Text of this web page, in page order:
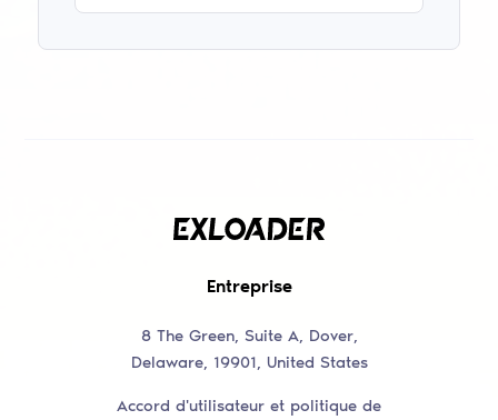
Entreprise
8 The Green, Suite A, Dover,
Delaware, 19901, United States
Accord d'utilisateur et politique de